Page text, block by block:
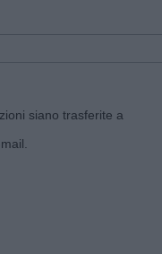
siano trasferite a